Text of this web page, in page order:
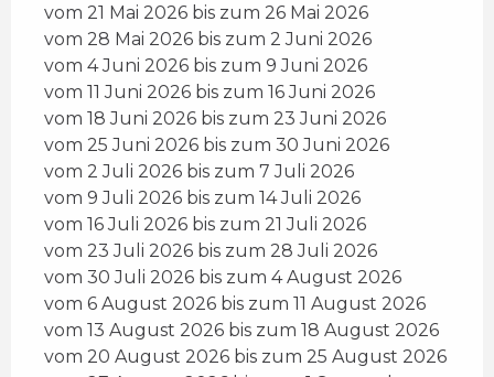
vom 21 Mai 2026 bis zum 26 Mai 2026
vom 28 Mai 2026 bis zum 2 Juni 2026
vom 4 Juni 2026 bis zum 9 Juni 2026
vom 11 Juni 2026 bis zum 16 Juni 2026
vom 18 Juni 2026 bis zum 23 Juni 2026
vom 25 Juni 2026 bis zum 30 Juni 2026
vom 2 Juli 2026 bis zum 7 Juli 2026
vom 9 Juli 2026 bis zum 14 Juli 2026
vom 16 Juli 2026 bis zum 21 Juli 2026
vom 23 Juli 2026 bis zum 28 Juli 2026
vom 30 Juli 2026 bis zum 4 August 2026
vom 6 August 2026 bis zum 11 August 2026
vom 13 August 2026 bis zum 18 August 2026
vom 20 August 2026 bis zum 25 August 2026